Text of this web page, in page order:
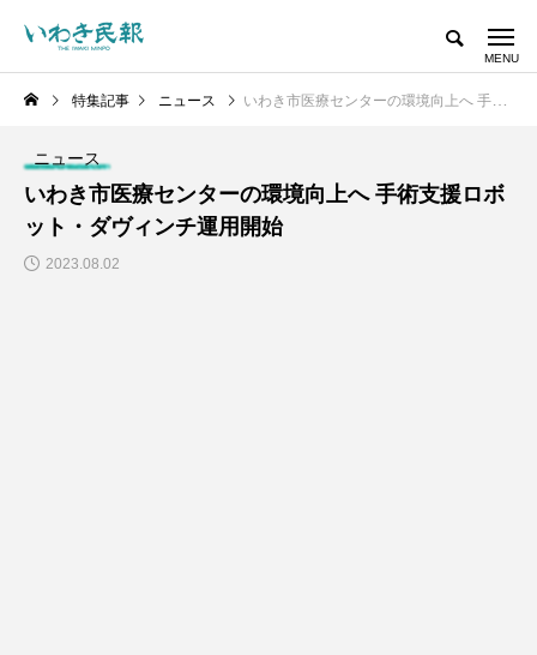
特集記事 ニュース いわき市医療センターの環境向上へ 手術支援ロボット・ダヴィンチ運用開始
ニュース
いわき市医療センターの環境向上へ 手術支援ロボ
ット・ダヴィンチ運用開始
2023.08.02